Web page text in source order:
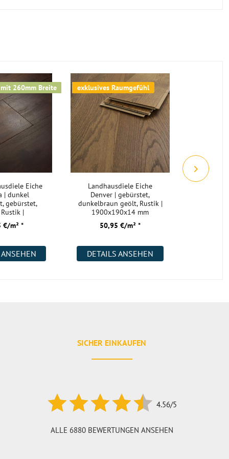
260mm Breite
Eiche
| dunkel
gebürstet,
|
mm
€/m² *
exklusives Raumgefühl
Landhausdiele Eiche
Denver | gebürstet,
dunkelbraun geölt, Rustik |
1900x190x14 mm
50,95 €/m² *
DETAILS ANSEHEN
SICHER EINKAUFEN
4.56/5
ALLE 6880 BEWERTUNGEN ANSEHEN